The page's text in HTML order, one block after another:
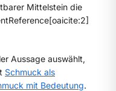
Mittelstein die
Aussage auswählt,
Schmuck als
mit Bedeutung.